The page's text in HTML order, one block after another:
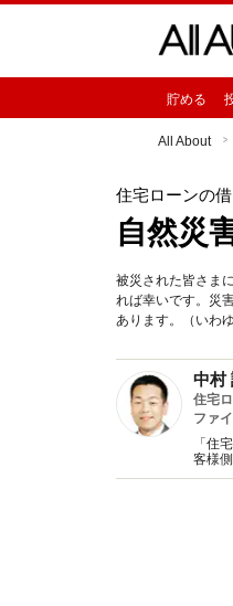
貯める
All About
住宅ローンの
自然災
被災された皆さま
れば幸いです。災
あります。（いわ
中村
住宅
ファ
「住
客様
す。